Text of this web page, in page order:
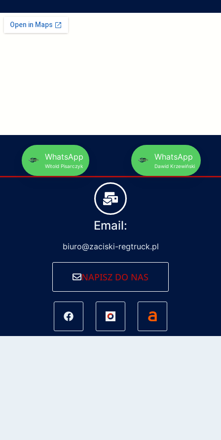
WhatsApp
Witold Pisarczyk
WhatsApp
Dawid Krzewiński
Email:
biuro@zaciski-regtruck.pl
NAPISZ DO NAS